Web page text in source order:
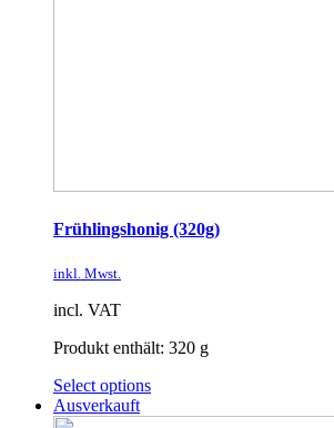
Frühlingshonig (320g)
inkl. Mwst.
incl. VAT
Produkt enthält: 320 g
Select options
Ausverkauft